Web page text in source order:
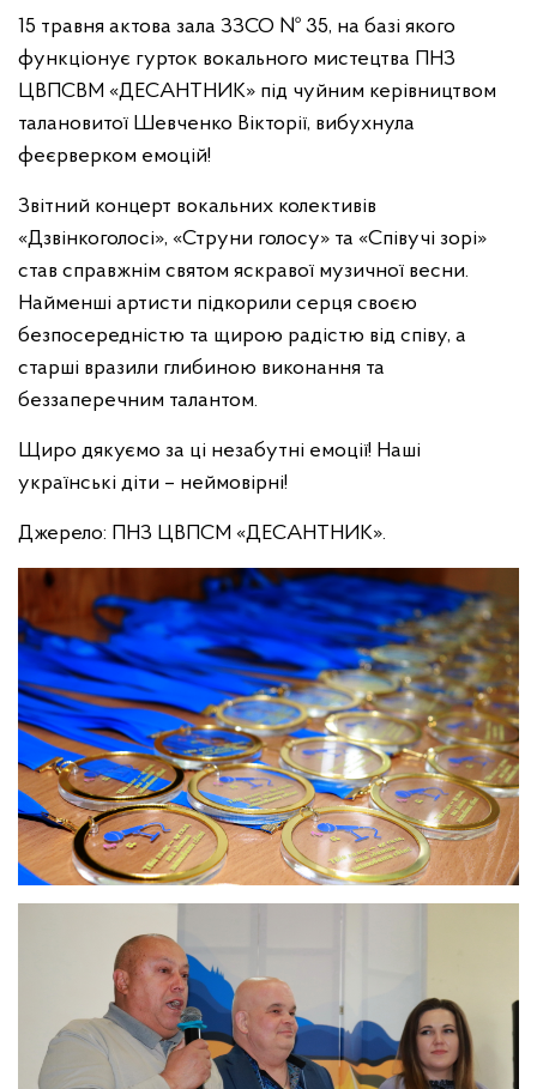
15 травня актова зала ЗЗСО № 35, на базі якого
функціонує гурток вокального мистецтва ПНЗ
ЦВПСВМ «ДЕСАНТНИК» під чуйним керівництвом
талановитої Шевченко Вікторії, вибухнула
феєрверком емоцій!
Звітний концерт вокальних колективів
«Дзвінкоголосі», «Струни голосу» та «Співучі зорі»
став справжнім святом яскравої музичної весни.
Найменші артисти підкорили серця своєю
безпосередністю та щирою радістю від співу, а
старші вразили глибиною виконання та
беззаперечним талантом.
Щиро дякуємо за ці незабутні емоції! Наші
українські діти – неймовірні!
Джерело: ПНЗ ЦВПСМ «ДЕСАНТНИК».